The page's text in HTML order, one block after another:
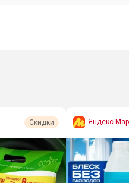
Скидки Яндекс